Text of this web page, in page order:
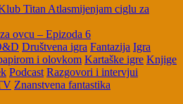
Titan Atlasmijenjam ciglu za
Društvena igra Fantazija Igra
i olovkom Kartaške igre Knjige
Podcast Razgovori i intervjui
Znanstvena fantastika